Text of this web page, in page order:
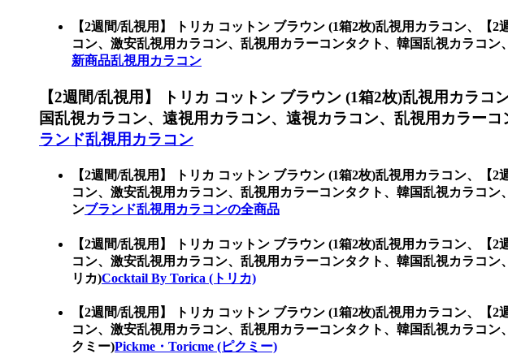
【2週間/乱視用】 トリカ コットン ブラウン (1箱2枚)乱視用カラコン、
【
コン、激安乱視用カラコン、乱視用カラーコンタクト、韓国乱視カラコ
新商品乱視用カラコン
【2週間/乱視用】 トリカ コットン ブラウン (1箱2枚)乱視用カラコン
国乱視カラコン、遠視用カラコン、遠視カラコン、乱視用カラー
ランド乱視用カラコン
【2週間/乱視用】 トリカ コットン ブラウン (1箱2枚)乱視用カラコン、
【
コン、激安乱視用カラコン、乱視用カラーコンタクト、韓国乱視カラコ
ンブランド乱視用カラコンの全商品
【2週間/乱視用】 トリカ コットン ブラウン (1箱2枚)乱視用カラコン、
【
コン、激安乱視用カラコン、乱視用カラーコンタクト、韓国乱視カラコ
リカ)Cocktail By Torica (トリカ)
【2週間/乱視用】 トリカ コットン ブラウン (1箱2枚)乱視用カラコン、
【
コン、激安乱視用カラコン、乱視用カラーコンタクト、韓国乱視カラコ
クミー)Pickme・Toricme (ピクミー)